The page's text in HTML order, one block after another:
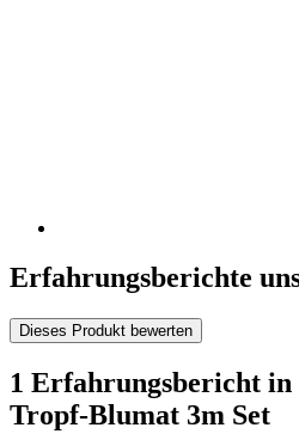
Erfahrungsberichte
Dieses Produkt bewerten
1 Erfahrungsbericht in
Tropf-Blumat 3m Set